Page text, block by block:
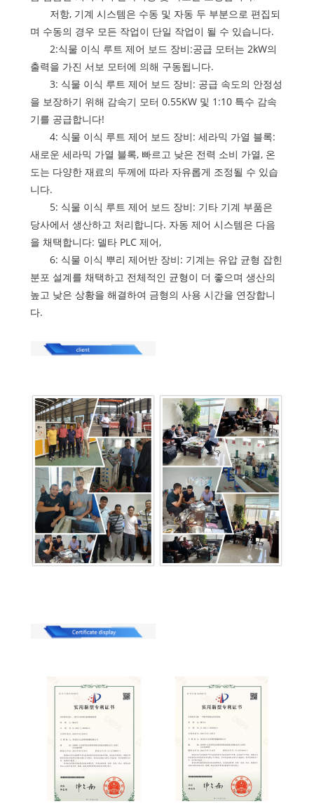
저항, 기계 시스템은 수동 및 자동 두 부분으로 편집되
며 수동의 경우 모든 작업이 단일 작업이 될 수 있습니다.
2:식물 이식 루트 제어 보드 장비:공급 모터는 2kW의
출력을 가진 서보 모터에 의해 구동됩니다.
3: 식물 이식 루트 제어 보드 장비: 공급 속도의 안정성
을 보장하기 위해 감속기 모터 0.55KW 및 1:10 특수 감속
기를 공급합니다!
4: 식물 이식 루트 제어 보드 장비: 세라믹 가열 블록:
새로운 세라믹 가열 블록, 빠르고 낮은 전력 소비 가열, 온
도는 다양한 재료의 두께에 따라 자유롭게 조정될 수 있습
니다.
5: 식물 이식 루트 제어 보드 장비: 기타 기계 부품은
당사에서 생산하고 처리합니다. 자동 제어 시스템은 다음
을 채택합니다: 델타 PLC 제어,
6: 식물 이식 뿌리 제어반 장비: 기계는 유압 균형 잡힌
분포 설계를 채택하고 전체적인 균형이 더 좋으며 생산의
높고 낮은 상황을 해결하여 금형의 사용 시간을 연장합니
다.